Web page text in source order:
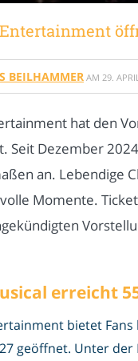
BEILHAMMER AM 29.
hat den
Seit Dezember
an. Lebendige
Momente.
erreicht
bietet
geöffnet. Unter